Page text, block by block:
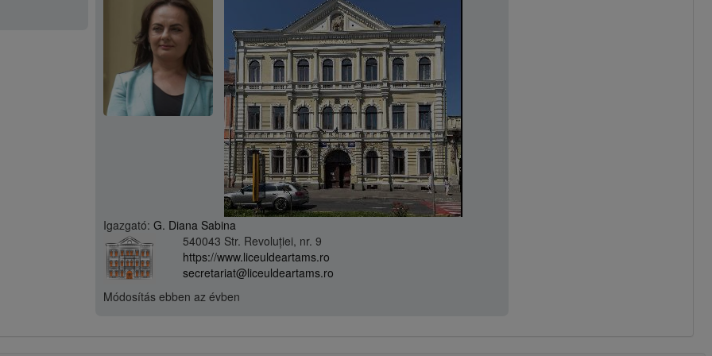
Igazgató: G. Diana Sabina
540043 Str. Revoluției, nr. 9
https://www.liceuldeartams.ro
secretariat@liceuldeartams.ro
Módosítás ebben az évben